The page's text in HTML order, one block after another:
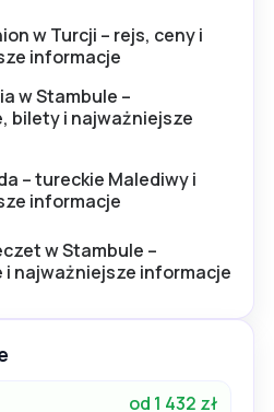
w Turcji – rejs, ceny i
informacje
w Stambule –
bilety i najważniejsze
– tureckie Malediwy i
informacje
w Stambule –
najważniejsze informacje
od 1 432 zł